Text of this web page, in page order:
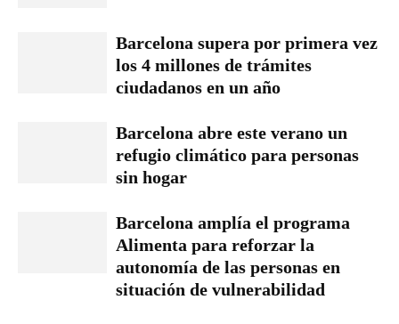
Barcelona supera por primera vez
los 4 millones de trámites
ciudadanos en un año
Barcelona abre este verano un
refugio climático para personas
sin hogar
Barcelona amplía el programa
Alimenta para reforzar la
autonomía de las personas en
situación de vulnerabilidad